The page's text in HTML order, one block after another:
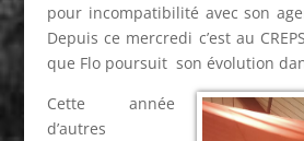
pour incompatibilité avec son
Depuis ce mercredi c’est au
que Flo poursuit son évolution
Cette année
d’autres